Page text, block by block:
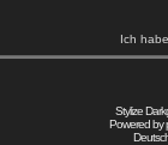
Ich
Stylize
Powered by